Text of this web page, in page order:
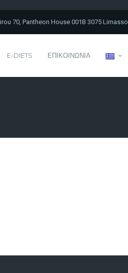
70, Pantheon House 001B 3075 Limassol
E-DIETS ΕΠΙΚΟΙΝΩΝΙΑ